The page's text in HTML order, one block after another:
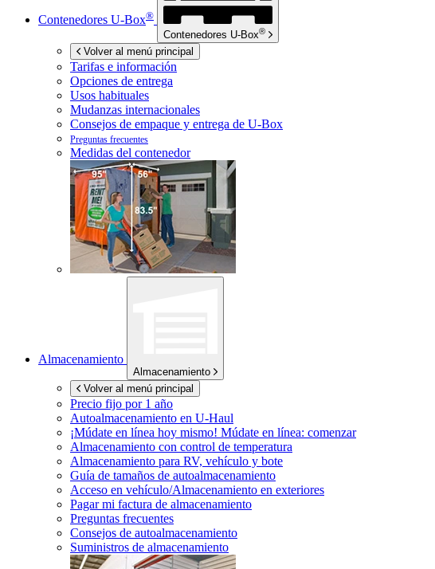
Contenedores U-Box®
Contenedores U-Box®
Volver al menú principal
Tarifas e información
Opciones de entrega
Usos habituales
Mudanzas internacionales
Consejos de empaque y entrega de U-Box
Preguntas frecuentes
Medidas del contenedor
Almacenamiento
Almacenamiento
Volver al menú principal
Precio fijo por 1 año
Autoalmacenamiento en U-Haul
¡Múdate en línea hoy mismo! Múdate en línea: comenzar
Almacenamiento con control de temperatura
Almacenamiento para RV, vehículo y bote
Guía de tamaños de autoalmacenamiento
Acceso en vehículo/Almacenamiento en exteriores
Pagar mi factura de almacenamiento
Preguntas frecuentes
Consejos de autoalmacenamiento
Suministros de almacenamiento